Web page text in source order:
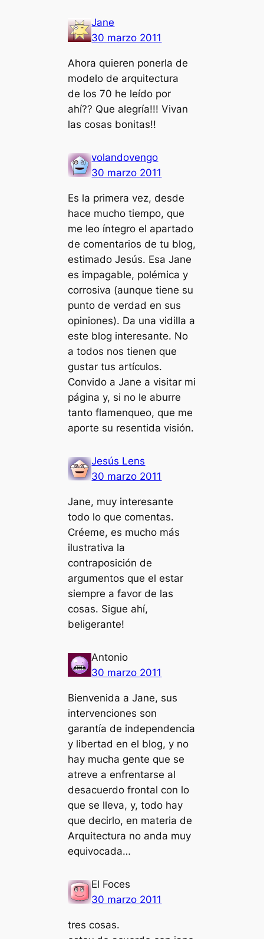
Jane
30 marzo 2011
Ahora quieren ponerla de
modelo de arquitectura
de los 70 he leído por
ahí?? Que alegría!!! Vivan
las cosas bonitas!!
volandovengo
30 marzo 2011
Es la primera vez, desde
hace mucho tiempo, que
me leo íntegro el apartado
de comentarios de tu blog,
estimado Jesús. Esa Jane
es impagable, polémica y
corrosiva (aunque tiene su
punto de verdad en sus
opiniones). Da una vidilla a
este blog interesante. No
a todos nos tienen que
gustar tus artículos.
Convido a Jane a visitar mi
página y, si no le aburre
tanto flamenqueo, que me
aporte su resentida visión.
Jesús Lens
30 marzo 2011
Jane, muy interesante
todo lo que comentas.
Créeme, es mucho más
ilustrativa la
contraposición de
argumentos que el estar
siempre a favor de las
cosas. Sigue ahí,
beligerante!
Antonio
30 marzo 2011
Bienvenida a Jane, sus
intervenciones son
garantía de independencia
y libertad en el blog, y no
hay mucha gente que se
atreve a enfrentarse al
desacuerdo frontal con lo
que se lleva, y, todo hay
que decirlo, en materia de
Arquitectura no anda muy
equivocada…
El Foces
30 marzo 2011
tres cosas.